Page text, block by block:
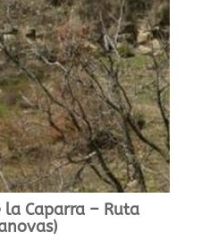
la Caparra – Ruta